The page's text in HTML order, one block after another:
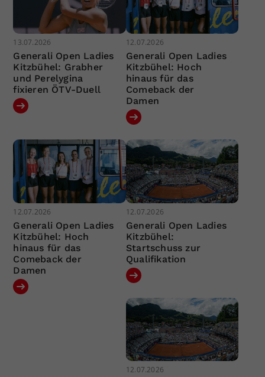
13.07.2026
Generali Open Ladies
Kitzbühel: Grabher
und Perelygina
fixieren ÖTV-Duell
12.07.2026
Generali Open Ladies
Kitzbühel: Hoch
hinaus für das
Comeback der
Damen
12.07.2026
Generali Open Ladies
Kitzbühel: Hoch
hinaus für das
Comeback der
Damen
12.07.2026
Generali Open Ladies
Kitzbühel:
Startschuss zur
Qualifikation
12.07.2026